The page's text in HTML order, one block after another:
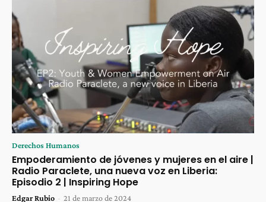
Derechos Humanos
Empoderamiento de jóvenes y mujeres en el aire |
Radio Paraclete, una nueva voz en Liberia:
Episodio 2 | Inspiring Hope
Edgar Rubio - 21 de marzo de 2024